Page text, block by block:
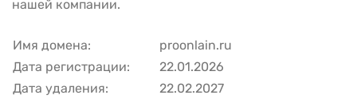
нашей компании.
Имя домена:
proonlain.ru
Дата регистрации:
22.01.2026
Дата удаления:
22.02.2027